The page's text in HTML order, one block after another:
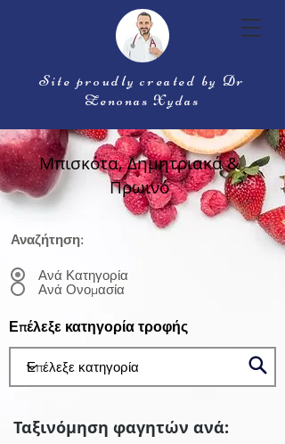
Site proudly created by Dr
Zenonas Xydas
Μπισκότα, Δημητριακά &
Πρωινό
Αναζήτηση:
Ανά Κατηγορία
Ανά Ονομασία
Επέλεξε κατηγορία τροφής
Ταξινόμηση φαγητών ανά: